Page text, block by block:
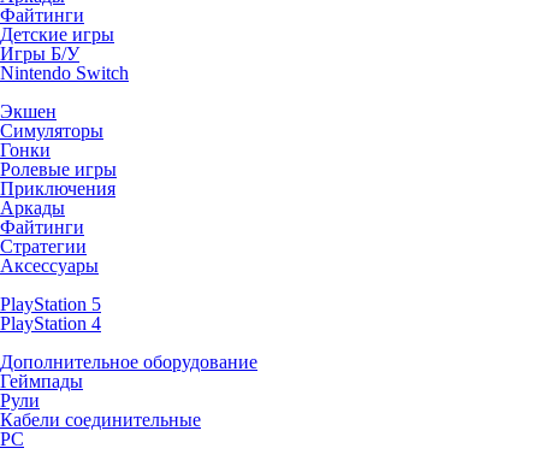
Файтинги
Детские игры
Игры Б/У
Nintendo Switch
Экшен
Симуляторы
Гонки
Ролевые игры
Приключения
Аркады
Файтинги
Стратегии
Аксессуары
PlayStation 5
PlayStation 4
Дополнительное оборудование
Геймпады
Рули
Кабели соединительные
PC